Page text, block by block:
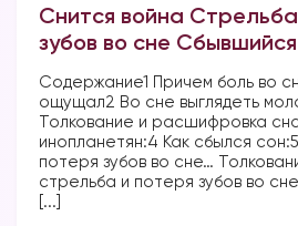
Снится война
зубов во сне
Содержание1 Причем боль во
ощущал2 Во сне выглядеть
Толкование и расшифровка
инопланетян:4 Как сбылся
потеря зубов во сне…
стрельба и потеря зубов во
[...]